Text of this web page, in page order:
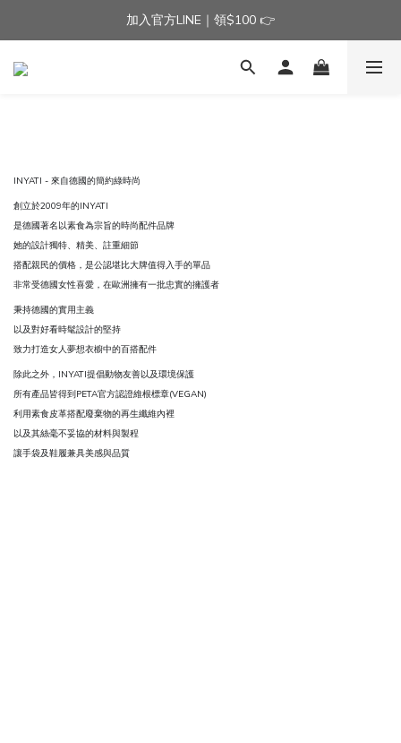
加入官方LINE｜領$100 👉
加入官方LINE｜領$100 👉
滿$3000免運費 | 滿$5000贈AISLE方塊酥髮夾乙個
INYATI - 來自德國的簡約綠時尚
創立於2009年的INYATI
是德國著名以素食為宗旨的時尚配件品牌
她的設計獨特、精美、註重細節
搭配親民的價格，是公認堪比大牌值得入手的單品
非常受德國女性喜愛，在歐洲擁有一批忠實的擁護者
秉持德國的實用主義
以及對好看時髦設計的堅持
致力打造女人夢想衣櫥中的百搭配件
除此之外，INYATI提倡動物友善以及環境保護
所有產品皆得到PETA官方認證維根標章(VEGAN)
利用素食皮革搭配廢棄物的再生纖維內裡
以及其絲毫不妥協的材料與製程
讓手袋及鞋履兼具美感與品質